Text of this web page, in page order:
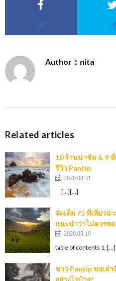
Author：nita
Related articles
10 ร้านน่าชิม & 9
รีวิว Pantip
2020.03.31
[…][…]
จัดเต็ม 75 ที่เที่ยวน่
แนะนำว่าไม่ควรพ
2020.05.19
table of contents 1.
ชาว Pantip ขอเล่า